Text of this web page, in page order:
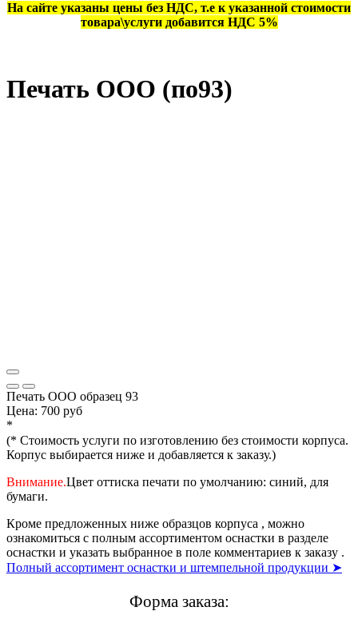
На сайте указаны цены без НДС, т.е к указанной стоимости
товара\услуги добавится НДС 5%
Печать ООО (по93)
Печать ООО образец 93
Цена: 700 руб
*
(* Стоимость услуги по изготовлению без стоимости корпуса.
Корпус выбирается ниже и добавляется к заказу.)
Внимание.Цвет оттиска печати по умолчанию: синий, для
бумаги.
Кроме предложенных ниже образцов корпуса , можно
ознакомиться с полным ассортиментом оснастки в разделе
оснастки и указать выбранное в поле комментариев к заказу .
Полный ассортимент оснастки и штемпельной продукции ➤
Форма заказа: